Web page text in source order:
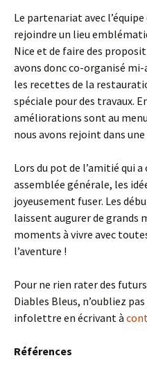
Le partenariat avec
rejoindre un lieu
Nice et de faire des
avons donc co-organisé
les recettes de la
spéciale pour des travaux.
améliorations sont au
nous avons rejoint dans
Lors du pot de l’amitié qui
assemblée générale, les
joyeusement fuser. Les
laissent augurer de grands
moments à vivre avec
l’aventure !
Pour ne rien rater des
Diables Bleus, n’oubliez
infolettre en écrivant à
Références